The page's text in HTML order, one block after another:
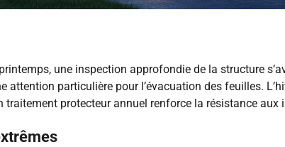
une inspection approfondie de la structure
particulière pour l’évacuation des feuilles.
protecteur annuel renforce la résistance aux